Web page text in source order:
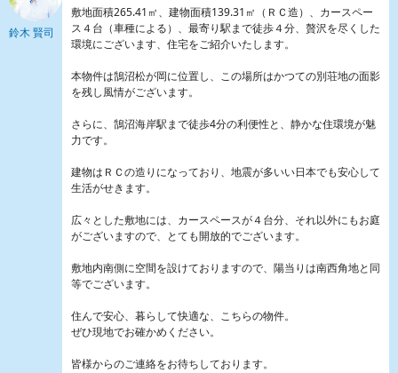
鈴木 賢司
敷地面積265.41㎡、建物面積139.31㎡（ＲＣ造）、カースペー
ス４台（車種による）、最寄り駅まで徒歩４分、贅沢を尽くした
環境にございます、住宅をご紹介いたします。
本物件は鵠沼松が岡に位置し、この場所はかつての別荘地の面影
を残し風情がございます。
さらに、鵠沼海岸駅まで徒歩4分の利便性と、静かな住環境が魅
力です。
建物はＲＣの造りになっており、地震が多いい日本でも安心して
生活がせきます。
広々とした敷地には、カースペースが４台分、それ以外にもお庭
がございますので、とても開放的でございます。
敷地内南側に空間を設けておりますので、陽当りは南西角地と同
等でございます。
住んで安心、暮らして快適な、こちらの物件。
ぜひ現地でお確かめください。
皆様からのご連絡をお待ちしております。